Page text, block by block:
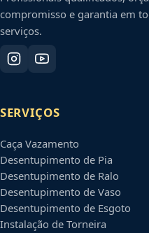
compromisso e garantia em
serviços.
SERVIÇOS
Caça Vazamento
Desentupimento de Pia
Desentupimento de Ralo
Desentupimento de Vaso
Desentupimento de Esgoto
Instalação de Torneira